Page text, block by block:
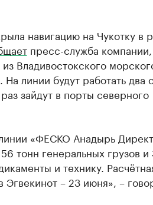
навигацию на Чукотку в
пресс-служба компании,
Владивостокского
линии будут работать два
зайдут в порты северного
«ФЕСКО Анадырь
тонн генеральных грузов и
и технику.
– 23 июня», –